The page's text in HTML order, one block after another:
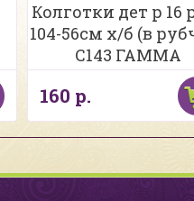
Колготки дет р 16
104-56см х/б (в
С143 ГАММА
160 р.